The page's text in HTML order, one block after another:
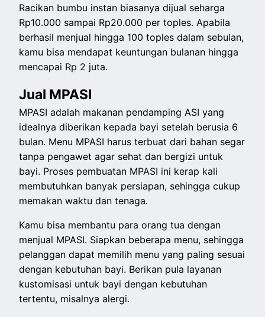
Racikan bumbu instan biasanya dijual seharga
Rp10.000 sampai Rp20.000 per toples. Apabila
berhasil menjual hingga 100 toples dalam sebulan,
kamu bisa mendapat keuntungan bulanan hingga
mencapai Rp 2 juta.
Jual MPASI
MPASI adalah makanan pendamping ASI yang
idealnya diberikan kepada bayi setelah berusia 6
bulan. Menu MPASI harus terbuat dari bahan segar
tanpa pengawet agar sehat dan bergizi untuk
bayi. Proses pembuatan MPASI ini kerap kali
membutuhkan banyak persiapan, sehingga cukup
memakan waktu dan tenaga.
Kamu bisa membantu para orang tua dengan
menjual MPASI. Siapkan beberapa menu, sehingga
pelanggan dapat memilih menu yang paling sesuai
dengan kebutuhan bayi. Berikan pula layanan
kustomisasi untuk bayi dengan kebutuhan
tertentu, misalnya alergi.